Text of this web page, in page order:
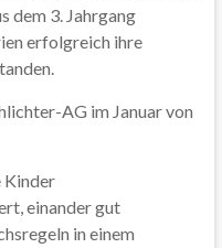
dem 3. Jahrgang
erfolgreich ihre
AG im Januar von
Kinder
einander gut
in einem